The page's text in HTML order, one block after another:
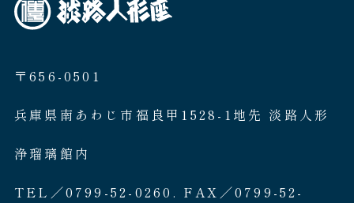
〒656-0501
兵庫県南あわじ市福良甲1528-1地先 淡路人形
浄瑠璃館内
TEL／0799-52-0260. FAX／0799-52-